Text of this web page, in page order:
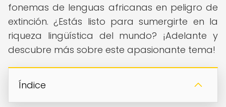
fonemas de lenguas africanas en peligro de
extinción. ¿Estás listo para sumergirte en la
riqueza lingüística del mundo? ¡Adelante y
descubre más sobre este apasionante tema!
Índice